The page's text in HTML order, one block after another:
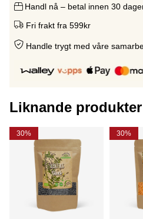
Handl nå – betal innen 30
Fri frakt fra 599kr
Handle trygt med våre
Liknande produkter
30% 30%